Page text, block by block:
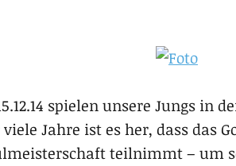
spielen unsere Jungs in
viele Jahre ist es her, dass das
teilnimmt – um